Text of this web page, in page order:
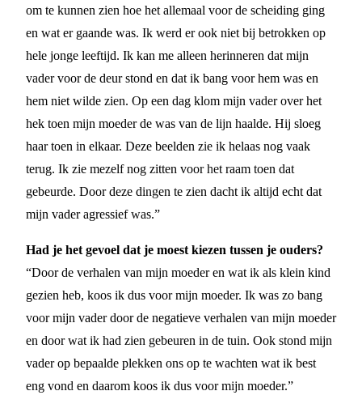
om te kunnen zien hoe het allemaal voor de scheiding ging
en wat er gaande was. Ik werd er ook niet bij betrokken op
hele jonge leeftijd. Ik kan me alleen herinneren dat mijn
vader voor de deur stond en dat ik bang voor hem was en
hem niet wilde zien. Op een dag klom mijn vader over het
hek toen mijn moeder de was van de lijn haalde. Hij sloeg
haar toen in elkaar. Deze beelden zie ik helaas nog vaak
terug. Ik zie mezelf nog zitten voor het raam toen dat
gebeurde. Door deze dingen te zien dacht ik altijd echt dat
mijn vader agressief was.”
Had je het gevoel dat je moest kiezen tussen je ouders?
“Door de verhalen van mijn moeder en wat ik als klein kind
gezien heb, koos ik dus voor mijn moeder. Ik was zo bang
voor mijn vader door de negatieve verhalen van mijn moeder
en door wat ik had zien gebeuren in de tuin. Ook stond mijn
vader op bepaalde plekken ons op te wachten wat ik best
eng vond en daarom koos ik dus voor mijn moeder.”